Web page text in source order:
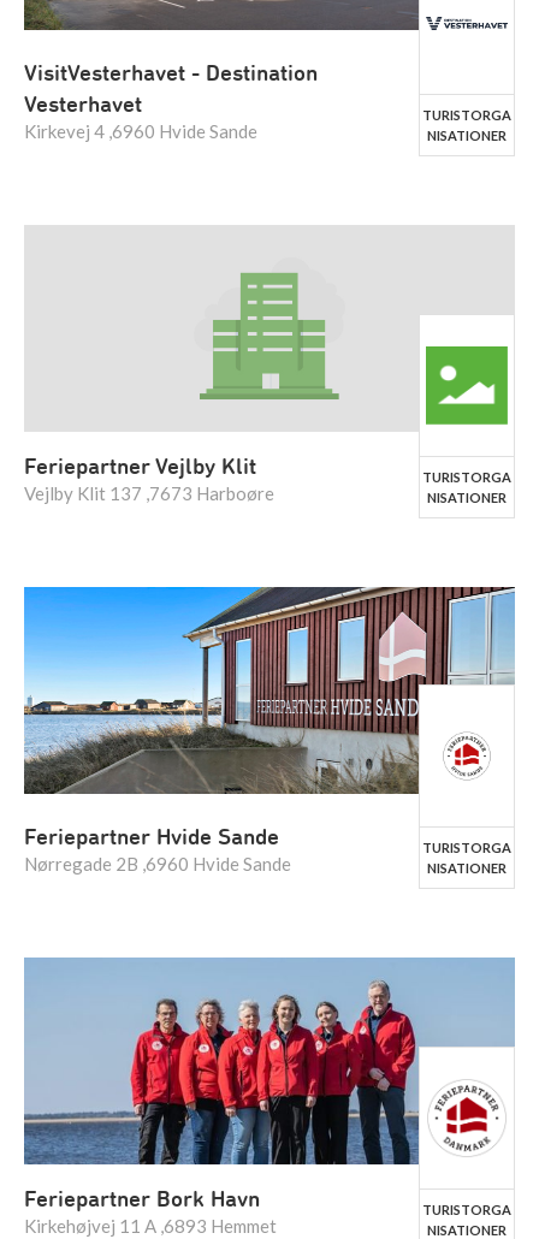
VisitVesterhavet - Destination
Vesterhavet
Kirkevej 4 ,6960 Hvide Sande
TURISTORGA
NISATIONER
Feriepartner Vejlby Klit
Vejlby Klit 137 ,7673 Harboøre
TURISTORGA
NISATIONER
Feriepartner Hvide Sande
Nørregade 2B ,6960 Hvide Sande
TURISTORGA
NISATIONER
Feriepartner Bork Havn
Kirkehøjvej 11 A ,6893 Hemmet
TURISTORGA
NISATIONER